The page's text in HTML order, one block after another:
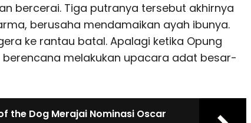
bercerai. Tiga putranya tersebut akhirnya
berusaha mendamaikan ayah ibunya.
ke rantau batal. Apalagi ketika Opung
berencana melakukan upacara adat besar-
the Dog Merajai Nominasi Oscar